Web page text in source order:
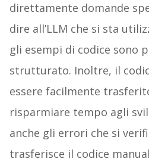
direttamente domande
dire all’LLM che si sta
gli esempi di codice sono
strutturato. Inoltre, il
essere facilmente
risparmiare tempo agli
anche gli errori che si
trasferisce il codice